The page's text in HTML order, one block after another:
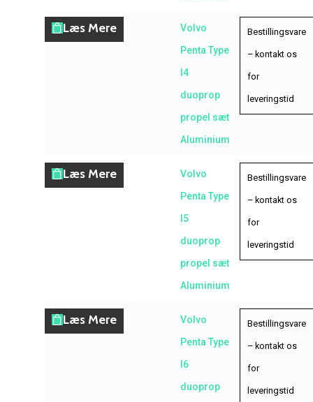
Læs Mere
Volvo
Penta Type
I4
duoprop
propel sæt
Aluminium
Bestillingsvare
– kontakt os
for
leveringstid
Læs Mere
Volvo
Penta Type
I5
duoprop
propel sæt
Aluminium
Bestillingsvare
– kontakt os
for
leveringstid
Læs Mere
Volvo
Penta Type
I6
duoprop
Bestillingsvare
– kontakt os
for
leveringstid